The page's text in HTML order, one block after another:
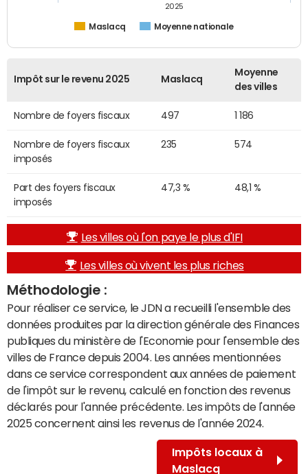
Maslacq Moyenne nationale
2025
Impôt sur le revenu 2025 Maslacq
Moyenne
des villes
Nombre de foyers fiscaux 497 1 186
Nombre de foyers fiscaux
imposés
235 574
Part des foyers fiscaux
imposés
47,3 % 48,1 %
Les villes où l'on paye le plus d'IFI
Les villes où vivent les plus riches
Méthodologie :
Pour réaliser ce service, le JDN a recueilli l'ensemble des
données produites par la direction générale des Finances
publiques du ministère de l'Economie pour l'ensemble des
villes de France depuis 2004. Les années mentionnées
dans ce service correspondent aux années de paiement
de l'impôt sur le revenu, calculé en fonction des revenus
déclarés pour l'année précédente. Les impôts de l'année
2025 concernent ainsi les revenus de l'année 2024.
Impôts locaux à
Maslacq